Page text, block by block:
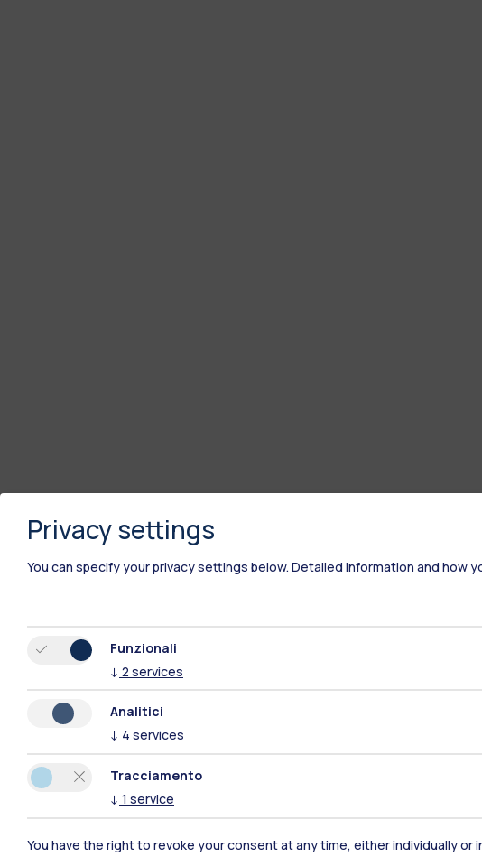
Polimi Community
Tutti i siti dell’ecosistema
Privacy settings
You can specify your privacy settings below. Detailed information and how
Funzionali
↓ 2 services
Analitici
↓ 4 services
Tracciamento
↓ 1 service
You have the right to revoke your consent at any time, either individually